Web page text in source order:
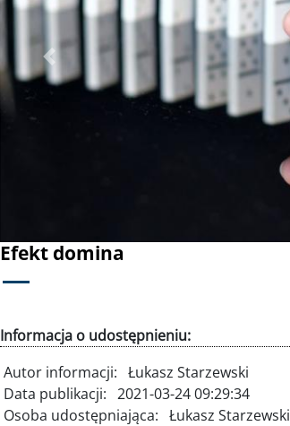
Efekt domina
Poprzednie
Informacja o udostępnieniu:
Autor informacji: Łukasz Starzewski
Data publikacji: 2021-03-24 09:29:34
Osoba udostępniająca: Łukasz Starzewski